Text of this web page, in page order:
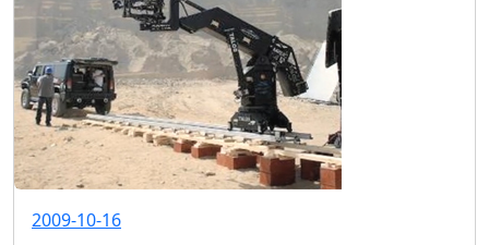
2009-10-16